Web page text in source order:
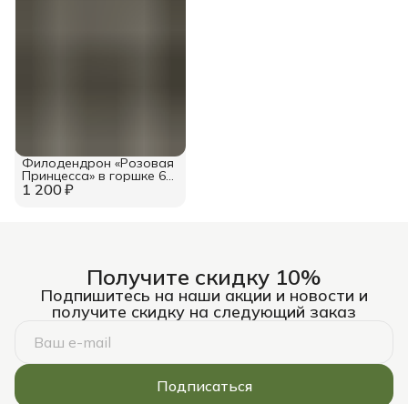
1 200 ₽
Филодендрон «Розовая
Принцесса» в горшке 6
см
Получите скидку 10%
Подпишитесь на наши акции и новости и
получите скидку на следующий заказ
Подписаться